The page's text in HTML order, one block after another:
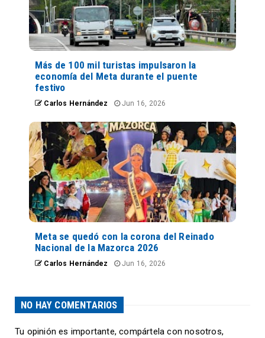
Más de 100 mil turistas impulsaron la
economía del Meta durante el puente
festivo
Carlos Hernández Jun 16, 2026
Meta se quedó con la corona del Reinado
Nacional de la Mazorca 2026
Carlos Hernández Jun 16, 2026
NO HAY COMENTARIOS
Tu opinión es importante, compártela con nosotros,